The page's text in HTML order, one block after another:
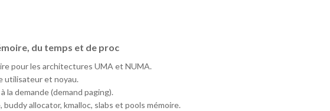
du temps et de proc
pour les architectures UMA et NUMA.
utilisateur et noyau.
la demande (demand paging).
allocator, kmalloc, slabs et pools mémoire.